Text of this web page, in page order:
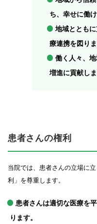
ち、幸せに働
地域ととも
療連携を図りま
働く人々、
増進に貢献しま
患者さんの権利
当院では、患者さんの立場に
利」を尊重します。
患者さんは適切な医療を
ります。